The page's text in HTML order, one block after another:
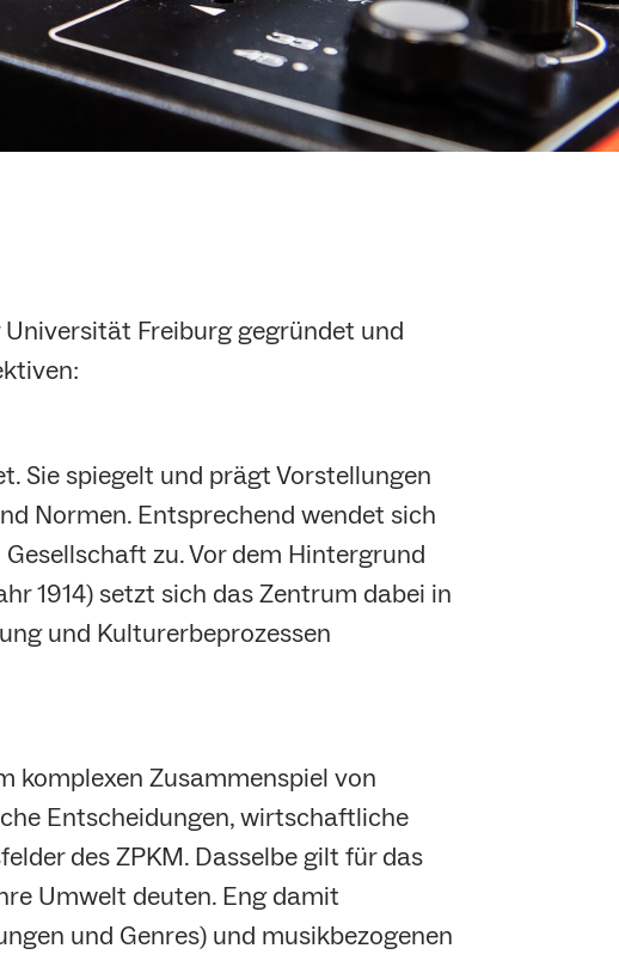
Universität Freiburg gegründet und
Sie spiegelt und prägt Vorstellungen
Normen. Entsprechend wendet sich
zu. Vor dem Hintergrund
1914) setzt sich das Zentrum dabei in
und Kulturerbeprozessen
komplexen Zusammenspiel von
Entscheidungen, wirtschaftliche
des ZPKM. Dasselbe gilt für das
Umwelt deuten. Eng damit
und Genres) und musikbezogenen